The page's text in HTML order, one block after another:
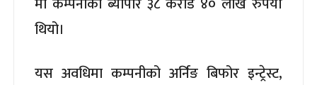
थियो।
यस अवधिमा कम्पनीको अर्निङ बिफोर इन्ट्रेस्ट,